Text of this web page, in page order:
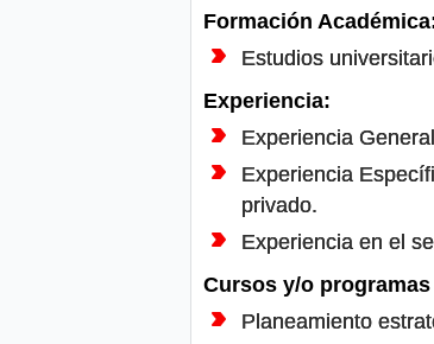
Formación
Estudios
Experiencia:
Experiencia
Experiencia
privado.
Experiencia en el
Cursos y/o
Planeamiento